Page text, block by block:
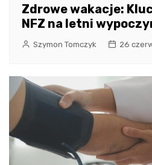
Zdrowe wakacje:
NFZ na letni
Szymon Tomczyk 26